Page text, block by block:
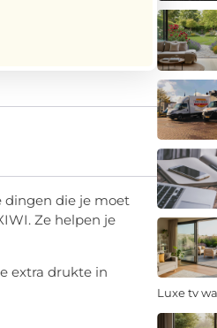
dingen die je moet
Ze helpen je
extra drukte in
Luxe tv